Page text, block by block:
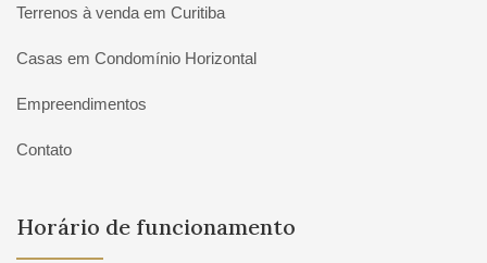
Terrenos à venda em Curitiba
Casas em Condomínio Horizontal
Empreendimentos
Contato
Horário de funcionamento